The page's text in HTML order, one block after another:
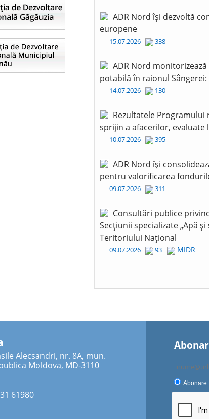
ADR Nord își dezvoltă
europene
15.07.2026 338
ADR Nord
potabilă în raionul
14.07.2026 130
Rezultatele
sprijin a afacerilor, evaluate
10.07.2026 395
ADR Nord își
pentru valorificarea
09.07.2026 311
Consultări publice
Secțiunii specializate „Apă
Teritoriului Național
09.07.2026 93 MIDR
Alecsandri, nr. 8A, mun.
Moldova, MD-3110
61980
Abonare